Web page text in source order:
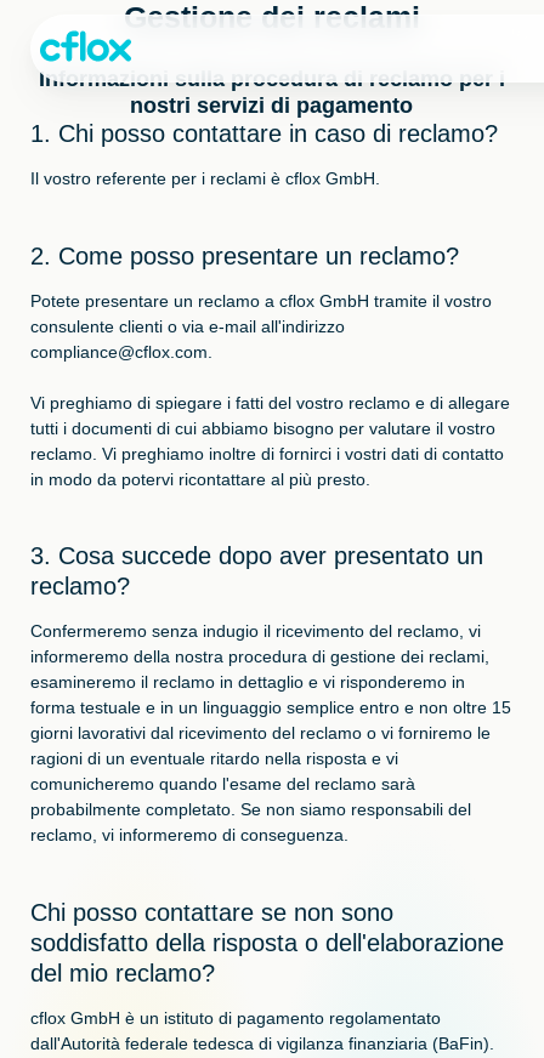
contenuto
Gestione dei reclami
Informazioni sulla procedura di reclamo per i
nostri servizi di pagamento
1. Chi posso contattare in caso di reclamo?
Il vostro referente per i reclami è cflox GmbH.
2. Come posso presentare un reclamo?
Potete presentare un reclamo a cflox GmbH tramite il vostro
consulente clienti o via e-mail all'indirizzo
compliance@cflox.com.
Vi preghiamo di spiegare i fatti del vostro reclamo e di allegare
tutti i documenti di cui abbiamo bisogno per valutare il vostro
reclamo. Vi preghiamo inoltre di fornirci i vostri dati di contatto
in modo da potervi ricontattare al più presto.
3. Cosa succede dopo aver presentato un
reclamo?
Confermeremo senza indugio il ricevimento del reclamo, vi
informeremo della nostra procedura di gestione dei reclami,
esamineremo il reclamo in dettaglio e vi risponderemo in
forma testuale e in un linguaggio semplice entro e non oltre 15
giorni lavorativi dal ricevimento del reclamo o vi forniremo le
ragioni di un eventuale ritardo nella risposta e vi
comunicheremo quando l'esame del reclamo sarà
probabilmente completato. Se non siamo responsabili del
reclamo, vi informeremo di conseguenza.
Chi posso contattare se non sono
soddisfatto della risposta o dell'elaborazione
del mio reclamo?
cflox GmbH è un istituto di pagamento regolamentato
dall'Autorità federale tedesca di vigilanza finanziaria (BaFin).